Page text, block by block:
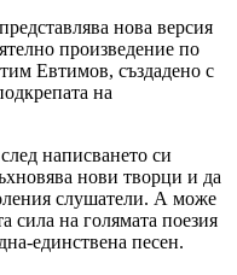
нова версия
произведение по
Евтимов, създадено с
на
написването си
нови творци и да
слушатели. А може
сила на голямата поезия
единствена песен.